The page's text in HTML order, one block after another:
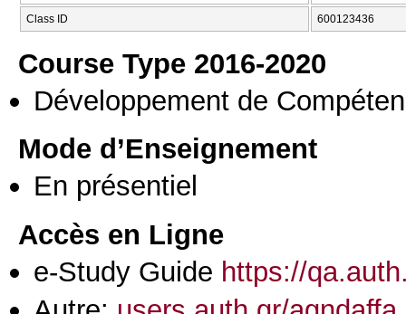
Class ID 600123436
Course Type 2016-2020
Développement de
Mode d’Enseignement
En présentiel
Accès en Ligne
e-Study Guide https://